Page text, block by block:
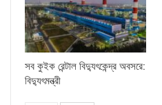
সব কুইক রেন্টাল বিদ্যুৎকেন্দ্র অবসরে:
বিদ্যুৎমন্ত্রী